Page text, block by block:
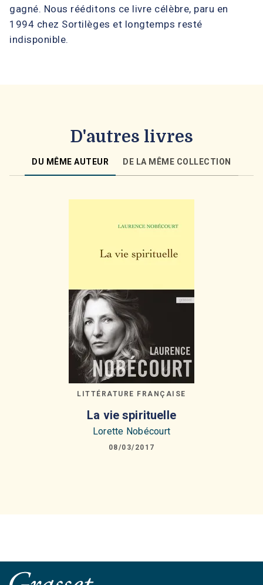
gagné. Nous rééditons ce livre célèbre, paru en
1994 chez Sortilèges et longtemps resté
indisponible.
D'autres livres
DU MÊME AUTEUR DE LA MÊME COLLECTION
LITTÉRATURE FRANÇAISE
La vie spirituelle
Lorette Nobécourt
08/03/2017